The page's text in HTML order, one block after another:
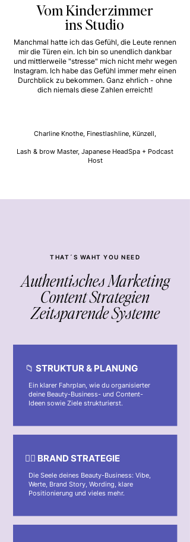
Vom Kinderzimmer
ins Studio
Manchmal hatte ich das Gefühl, die Leute rennen
mir die Türen ein. Ich bin so unendlich dankbar
und mittlerweile "stresse" mich nicht mehr wegen
Instagram. Ich habe das Gefühl immer mehr einen
Durchblick zu bekommen. Ganz ehrlich - ohne
dich niemals diese Zahlen erreicht!
Charline Knothe, Finestlashline, Künzell,
Lash & brow Master, Japanese HeadSpa + Podcast
Host
THAT´S WAHT YOU NEED
Authentisches Marketing
Content Strategien
Zeitsparende Systeme
📁 STRUKTUR & PLANUNG
Ein klarer Fahrplan, wie du organisierter
deine Beauty-Business- und Content-
Ideen sowie Ziele strukturierst.
✍🏼 BRAND STRATEGIE
Die Seele deines Beauty-Business: Vibe,
Werte, Brand Story, Wording, klare
Positionierung und vieles mehr.